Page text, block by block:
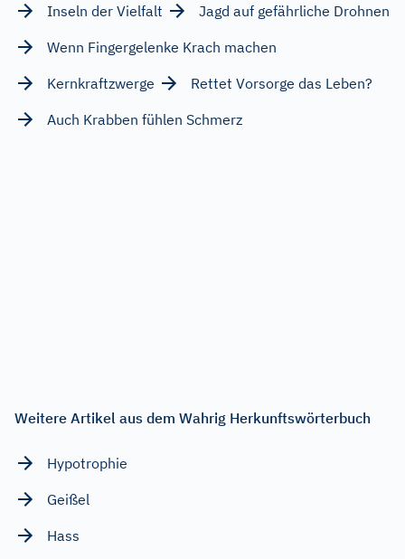
Inseln der Vielfalt
Jagd auf gefährliche Drohnen
Wenn Fingergelenke Krach machen
Kernkraftzwerge
Rettet Vorsorge das Leben?
Auch Krabben fühlen Schmerz
Weitere Artikel aus dem Wahrig Herkunftswörterbuch
Hypotrophie
Geißel
Hass